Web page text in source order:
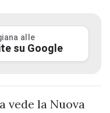
alle
su Google
vede la Nuova